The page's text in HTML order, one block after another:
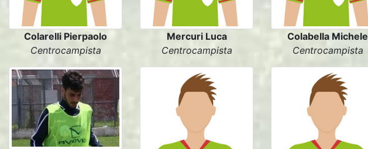
Colarelli Pierpaolo
Centrocampista
Mercuri Luca
Centrocampista
Colabella Michele
Centrocampista